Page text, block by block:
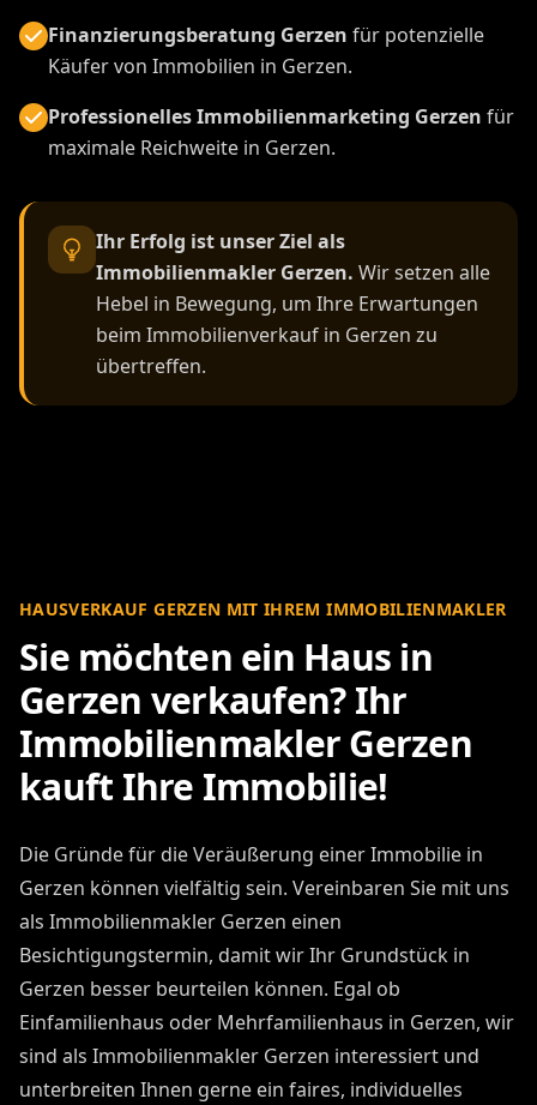
Finanzierungsberatung Gerzen für potenzielle
Käufer von Immobilien in Gerzen.
Professionelles Immobilienmarketing Gerzen für
maximale Reichweite in Gerzen.
Ihr Erfolg ist unser Ziel als
Immobilienmakler Gerzen. Wir setzen alle
Hebel in Bewegung, um Ihre Erwartungen
beim Immobilienverkauf in Gerzen zu
übertreffen.
HAUSVERKAUF GERZEN MIT IHREM IMMOBILIENMAKLER
Sie möchten ein Haus in
Gerzen verkaufen? Ihr
Immobilienmakler Gerzen
kauft Ihre Immobilie!
Die Gründe für die Veräußerung einer Immobilie in
Gerzen können vielfältig sein. Vereinbaren Sie mit uns
als Immobilienmakler Gerzen einen
Besichtigungstermin, damit wir Ihr Grundstück in
Gerzen besser beurteilen können. Egal ob
Einfamilienhaus oder Mehrfamilienhaus in Gerzen, wir
sind als Immobilienmakler Gerzen interessiert und
unterbreiten Ihnen gerne ein faires, individuelles